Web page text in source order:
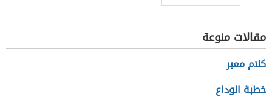
في البيت
مقالات منوعة
كلام معبر
خطبة الوداع